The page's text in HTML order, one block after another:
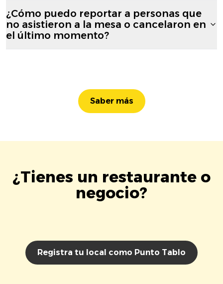
¿Cómo puedo reportar a personas que
no asistieron a la mesa o cancelaron en
el último momento?
Saber más
¿Tienes un restaurante o
negocio?
Registra tu local como Punto Tablo